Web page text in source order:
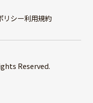
リシー利用規約
Reserved.